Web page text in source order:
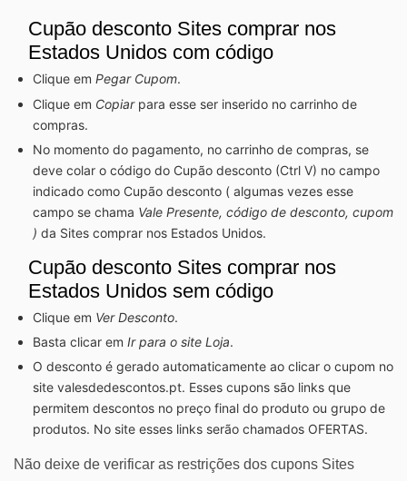
Cupão desconto Sites comprar nos
Estados Unidos com código
Clique em Pegar Cupom.
Clique em Copiarpara esse ser inserido no carrinho de
compras.
No momento do pagamento, no carrinho de compras, se
deve colar o código do Cupão desconto (Ctrl V) no campo
indicado como Cupão desconto ( algumas vezes esse
campo se chama Vale Presente, código de desconto, cupom
) da Sites comprar nos Estados Unidos.
Cupão desconto Sites comprar nos
Estados Unidos sem código
Clique em Ver Desconto.
Basta clicar em Ir para o site Loja.
O desconto é gerado automaticamente ao clicar o cupom no
site valesdedescontos.pt. Esses cupons são links que
permitem descontos no preço final do produto ou grupo de
produtos. No site esses links serão chamados OFERTAS.
Não deixe de verificar as restrições dos cupons Sites